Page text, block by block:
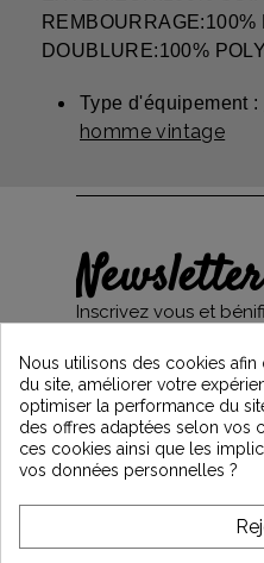
REMBOURRAGE:100%
DOUBLURE:100%
Type d'équipement :
homme vintage
Newsletter
Inscrivez vous et
et restez informés
Vintage Motors
*Dès 99€ d'achat. En vous abonnant à
l'acceptez.
A PROPOS DE
Nous utilisons des cookies
du site, améliorer votre
optimiser la performance du
des offres adaptées selon vos
ces cookies ainsi que les
vos données personnelles ?